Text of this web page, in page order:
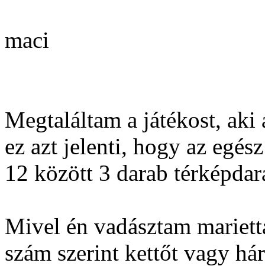
maci
Megtaláltam a játékost, aki
ez azt jelenti, hogy az
12 között 3 darab
Mivel én vadásztam
szám szerint kettőt vagy